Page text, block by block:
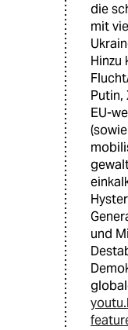
die
mit
Hinzu
Putin,
EU-
und